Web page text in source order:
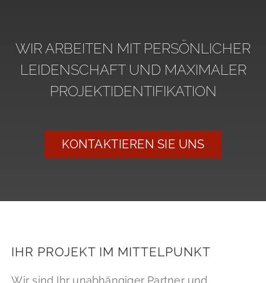
WIR ARBEITEN MIT PERSÖNLICHER
LEIDENSCHAFT UND MAXIMALER
PROJEKTIDENTIFIKATION
KONTAKTIEREN SIE UNS
IHR PROJEKT IM MITTELPUNKT